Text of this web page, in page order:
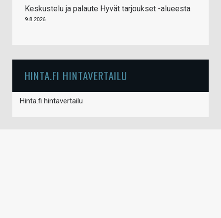
Keskustelu ja palaute Hyvät tarjoukset -alueesta
9.8.2026
HINTA.FI HINTAVERTAILU
Hinta.fi hintavertailu